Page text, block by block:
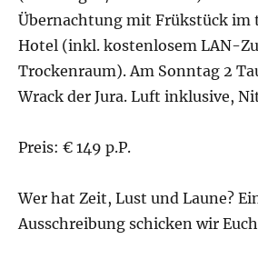
Übernachtung mit Frükstück im
Hotel (inkl. kostenlosem LAN-
Trockenraum). Am Sonntag 2
Wrack der Jura. Luft inklusive,
Preis: € 149 p.P.
Wer hat Zeit, Lust und Laune?
Ausschreibung schicken wir